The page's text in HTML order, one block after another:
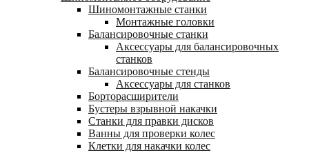
Шиномонтажные станки
Монтажные головки
Балансировочные станки
Аксессуары для балансировочных
станков
Балансировочные стенды
Аксессуары для станков
Борторасширители
Бустеры взрывной накачки
Станки для правки дисков
Ванны для проверки колес
Клетки для накачки колес